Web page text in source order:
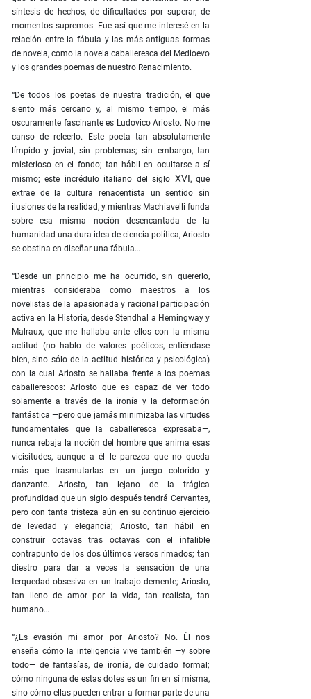
síntesis de hechos, de dificultades por superar, de
momentos supremos. Fue así que me interesé en la
relación entre la fábula y las más antiguas formas
de novela, como la novela caballeresca del Medioevo
y los grandes poemas de nuestro Renacimiento.
“De todos los poetas de nuestra tradición, el que
siento más cercano y, al mismo tiempo, el más
oscuramente fascinante es Ludovico Ariosto. No me
canso de releerlo. Este poeta tan absolutamente
límpido y jovial, sin problemas; sin embargo, tan
misterioso en el fondo; tan hábil en ocultarse a sí
mismo; este incrédulo italiano del siglo XVI, que
extrae de la cultura renacentista un sentido sin
ilusiones de la realidad, y mientras Machiavelli funda
sobre esa misma noción desencantada de la
humanidad una dura idea de ciencia política, Ariosto
se obstina en diseñar una fábula…
“Desde un principio me ha ocurrido, sin quererlo,
mientras consideraba como maestros a los
novelistas de la apasionada y racional participación
activa en la Historia, desde Stendhal a Hemingway y
Malraux, que me hallaba ante ellos con la misma
actitud (no hablo de valores poéticos, entiéndase
bien, sino sólo de la actitud histórica y psicológica)
con la cual Ariosto se hallaba frente a los poemas
caballerescos: Ariosto que es capaz de ver todo
solamente a través de la ironía y la deformación
fantástica —pero que jamás minimizaba las virtudes
fundamentales que la caballeresca expresaba—,
nunca rebaja la noción del hombre que anima esas
vicisitudes, aunque a él le parezca que no queda
más que trasmutarlas en un juego colorido y
danzante. Ariosto, tan lejano de la trágica
profundidad que un siglo después tendrá Cervantes,
pero con tanta tristeza aún en su continuo ejercicio
de levedad y elegancia; Ariosto, tan hábil en
construir octavas tras octavas con el infalible
contrapunto de los dos últimos versos rimados; tan
diestro para dar a veces la sensación de una
terquedad obsesiva en un trabajo demente; Ariosto,
tan lleno de amor por la vida, tan realista, tan
humano…
“¿Es evasión mi amor por Ariosto? No. Él nos
enseña cómo la inteligencia vive también —y sobre
todo— de fantasías, de ironía, de cuidado formal;
cómo ninguna de estas dotes es un fin en sí misma,
sino cómo ellas pueden entrar a formar parte de una